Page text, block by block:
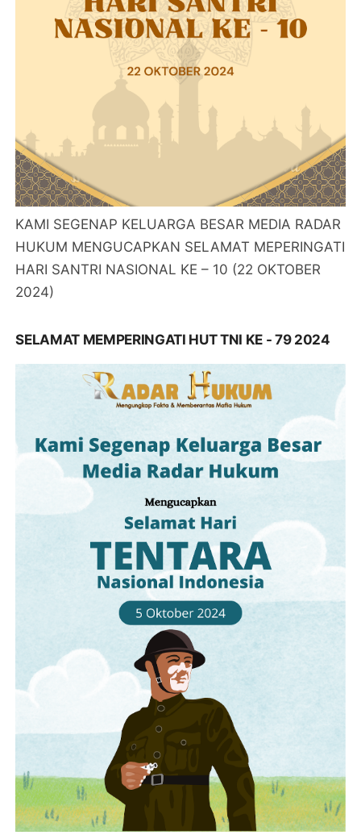
KAMI SEGENAP KELUARGA BESAR MEDIA RADAR
HUKUM MENGUCAPKAN SELAMAT MEPERINGATI
HARI SANTRI NASIONAL KE – 10 (22 OKTOBER
2024)
SELAMAT MEMPERINGATI HUT TNI KE - 79 2024